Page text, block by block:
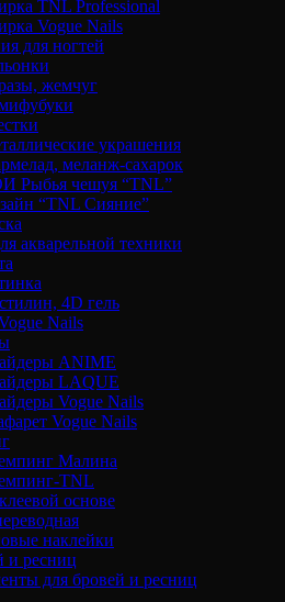
TNL Professional
Vogue Nails
для ногтей
жемчуг
украшения
меланж-сахарок
Рыбья чешуя “TNL”
“TNL Сияние”
акварельной техники
4D гель
Nails
ANIME
LAQUE
Vogue Nails
Vogue Nails
Малина
TNL
основе
наклейки
и ресниц
для бровей и ресниц